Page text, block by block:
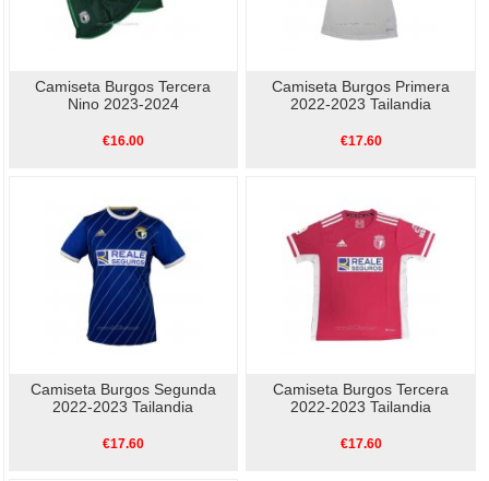
Camiseta Burgos Tercera
Nino 2023-2024
€16.00
Camiseta Burgos Primera
2022-2023 Tailandia
€17.60
Camiseta Burgos Segunda
2022-2023 Tailandia
€17.60
Camiseta Burgos Tercera
2022-2023 Tailandia
€17.60